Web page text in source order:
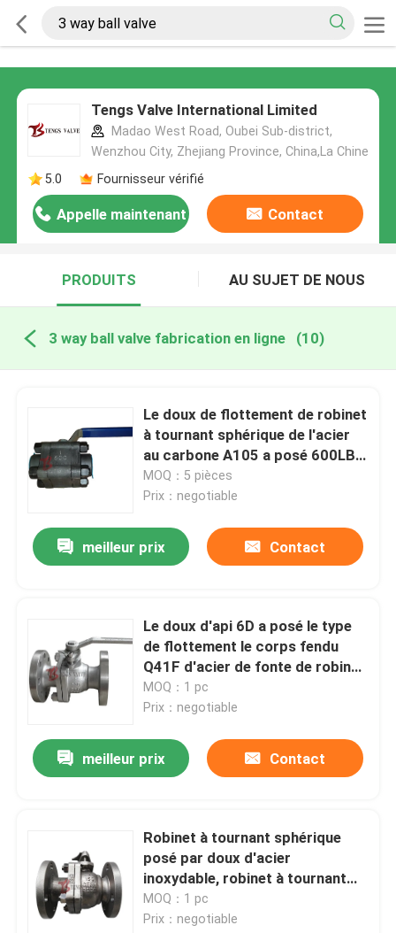
Tengs Valve International Limited
Madao West Road, Oubei Sub-district,
Wenzhou City, Zhejiang Province, China,La Chine
5.0
Fournisseur vérifié
Appelle maintenant Contact
PRODUITS AU SUJET DE NOUS
3 way ball valve fabrication en ligne (10)
Le doux de flottement de robinet
à tournant sphérique de l'acier
au carbone A105 a posé 600LB
FB trois morceaux
MOQ：5 pièces
Prix：negotiable
meilleur prix Contact
Le doux d'api 6D a posé le type
de flottement le corps fendu
Q41F d'acier de fonte de robinet
à tournant sphérique d'entrée
latérale
MOQ：1 pc
Prix：negotiable
meilleur prix Contact
Robinet à tournant sphérique
posé par doux d'acier
inoxydable, robinet à tournant
sphérique manuel de CF8M FB
150LB
MOQ：1 pc
Prix：negotiable